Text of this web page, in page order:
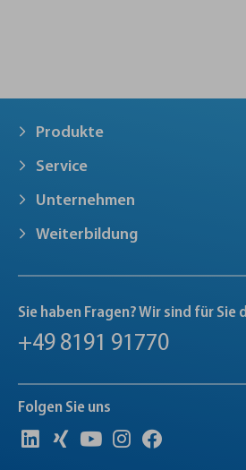
Produkte
Service
Unternehmen
Weiterbildung
Sie haben Fragen? Wir sind für Sie
+49 8191 91770
Folgen Sie uns